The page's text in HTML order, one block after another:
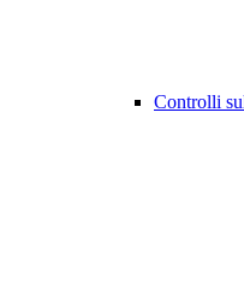
Controlli